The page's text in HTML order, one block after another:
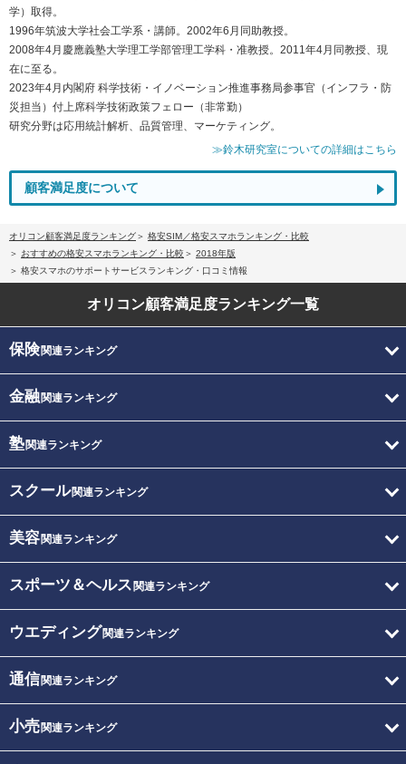
学）取得。
1996年筑波大学社会工学系・講師。2002年6月同助教授。
2008年4月慶應義塾大学理工学部管理工学科・准教授。2011年4月同教授、現
在に至る。
2023年4月内閣府 科学技術・イノベーション推進事務局参事官（インフラ・防
災担当）付上席科学技術政策フェロー（非常勤）
研究分野は応用統計解析、品質管理、マーケティング。
≫鈴木研究室についての詳細はこちら
顧客満足度について
オリコン顧客満足度ランキング
格安SIM／格安スマホランキング・比較
おすすめの格安スマホランキング・比較
2018年版
格安スマホのサポートサービスランキング・口コミ情報
オリコン顧客満足度ランキング一覧
保険関連ランキング
金融関連ランキング
塾関連ランキング
スクール関連ランキング
美容関連ランキング
スポーツ＆ヘルス 関連ランキング
ウエディング関連ランキング
通信関連ランキング
小売関連ランキング